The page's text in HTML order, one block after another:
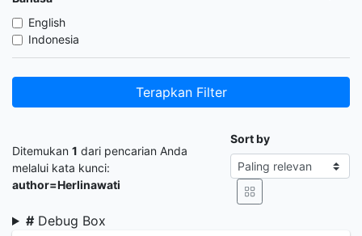
English
Indonesia
Terapkan Filter
Ditemukan 1 dari pencarian Anda
melalui kata kunci:
author=Herlinawati
Sort by
# Debug Box